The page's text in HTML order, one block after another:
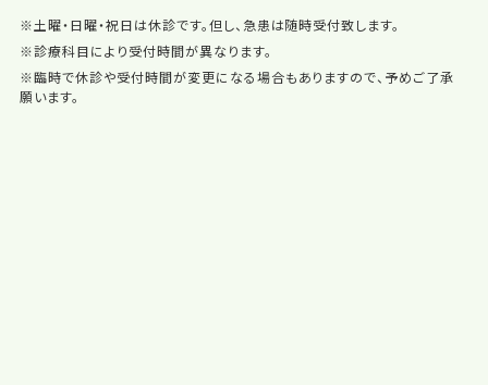
※土曜・日曜・祝日は休診です。但し、急患は随時受付致します。
※診療科目により受付時間が異なります。
※臨時で休診や受付時間が変更になる場合もありますので、予めご了承
願います。